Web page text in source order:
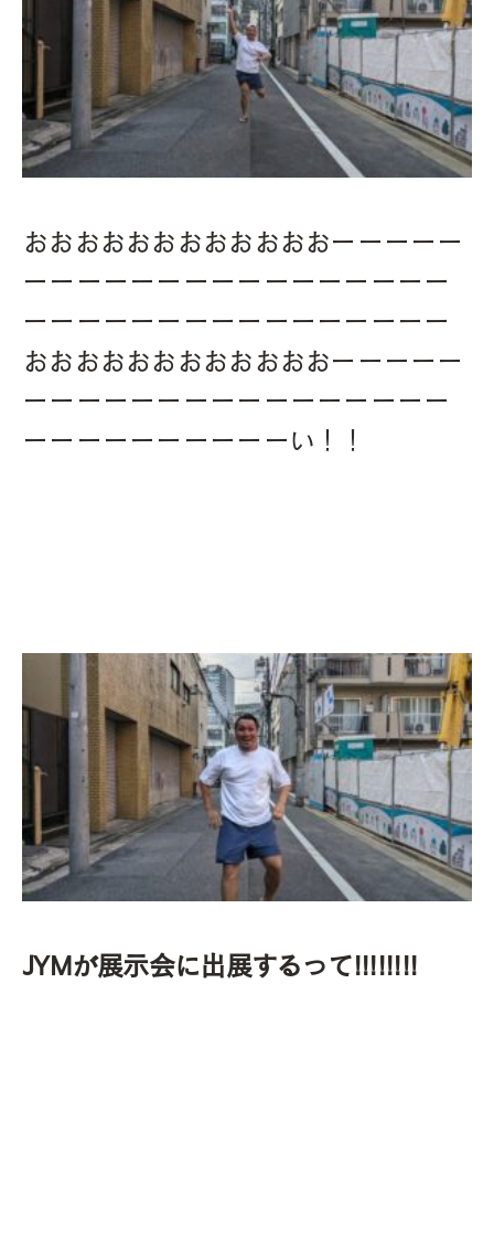
おおおおおおおおおおおおーーーーー
ーーーーーーーーーーーーーーーー
ーーーーーーーーーーーーーーーー
おおおおおおおおおおおおーーーーー
ーーーーーーーーーーーーーーーー
ーーーーーーーーーーい！！
JYMが展示会に出展するって!!!!!!!!